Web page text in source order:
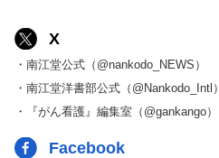
X
・南江堂公式（@nankodo_NEWS）
・南江堂洋書部公式（@Nankodo_Intl）
・『がん看護』編集室（@gankango）
Facebook